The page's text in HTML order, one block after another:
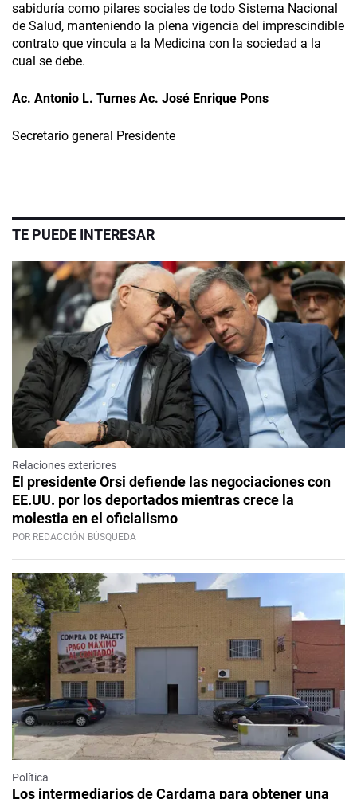
sabiduría como pilares sociales de todo Sistema Nacional
de Salud, manteniendo la plena vigencia del imprescindible
contrato que vincula a la Medicina con la sociedad a la
cual se debe.
Ac. Antonio L. Turnes Ac. José Enrique Pons
Secretario general Presidente
TE PUEDE INTERESAR
Relaciones exteriores
El presidente Orsi defiende las negociaciones con
EE.UU. por los deportados mientras crece la
molestia en el oficialismo
POR REDACCIÓN BÚSQUEDA
Política
Los intermediarios de Cardama para obtener una